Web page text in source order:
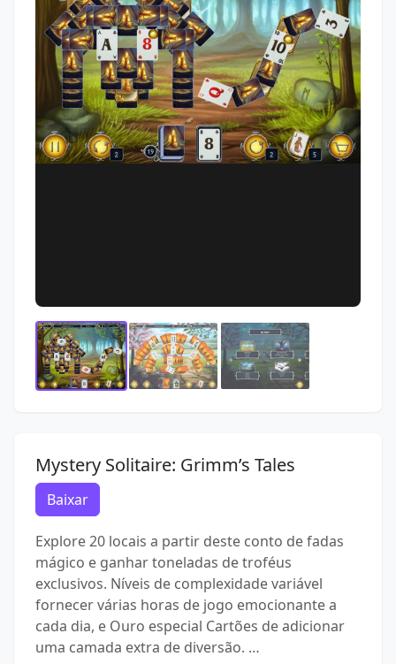
Mystery Solitaire: Grimm’s Tales
Baixar
Explore 20 locais a partir deste conto de fadas
mágico e ganhar toneladas de troféus
exclusivos. Níveis de complexidade variável
fornecer várias horas de jogo emocionante a
cada dia, e Ouro especial Cartões de adicionar
uma camada extra de diversão. …